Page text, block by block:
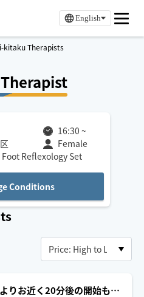
English
kitaku Therapists
16:30 ~
Female
Reflexology Set
Conditions
りお近く20分後の開始も可